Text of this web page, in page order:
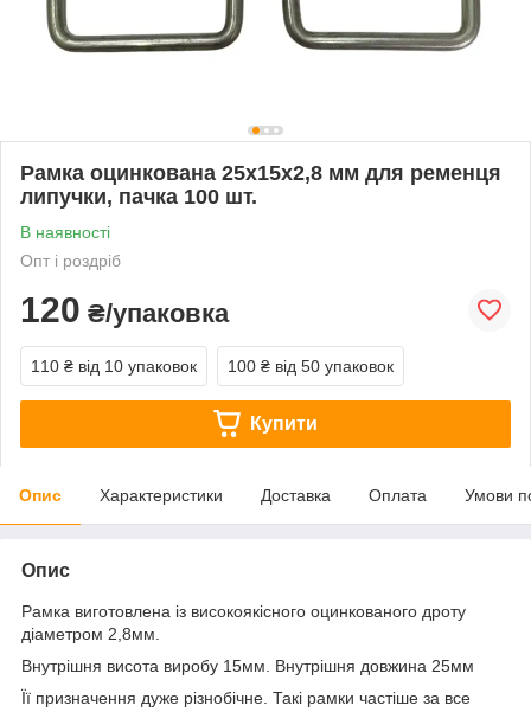
Рамка оцинкована 25х15х2,8 мм для ременця
липучки, пачка 100 шт.
В наявності
Опт і роздріб
120 ₴/упаковка
110 ₴ від 10 упаковок 100 ₴ від 50 упаковок
Купити
Опис Характеристики Доставка Оплата Умови
Опис
Рамка виготовлена ​​із високоякісного оцинкованого дроту
діаметром 2,8мм.
Внутрішня висота виробу 15мм. Внутрішня довжина 25мм
Її призначення дуже різнобічне. Такі рамки частіше за все